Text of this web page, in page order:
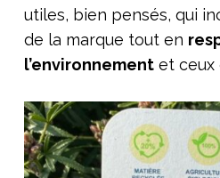
utiles, bien pensés, qui
de la marque tout en
l’environnementet ceux